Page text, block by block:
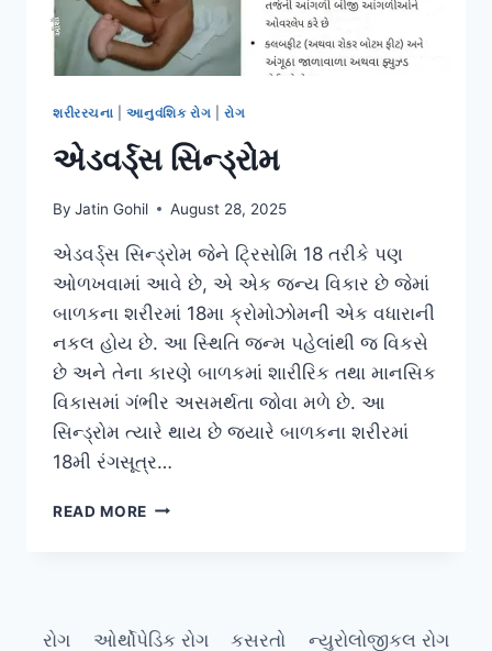
શરીરરચના |આનુવંશિક રોગ રોગ
એડવર્ડ્સ સિન્ડ્રોમ
By Jatin Gohil August 28, 2025
એડવર્ડ્સ સિન્ડ્રોમ જેને ટ્રિસોમિ 18 તરીકે પણ
ઓળખવામાં આવે છે, એ એક જન્ય વિકાર છે જેમાં
બાળકના શરીરમાં 18મા ક્રોમોઝોમની એક વધારાની
નકલ હોય છે. આ સ્થિતિ જન્મ પહેલાંથી જ વિકસે
છે અને તેના કારણે બાળકમાં શારીરિક તથા માનસિક
વિકાસમાં ગંભીર અસમર્થતા જોવા મળે છે. આ
સિન્ડ્રોમ ત્યારે થાય છે જ્યારે બાળકના શરીરમાં
18મી રંગસૂત્ર…
READ MORE એડવર્ડ્સ
રોગ ઓર્થોપેડિક રોગ કસરતો ન્યુરોલોજીકલ રોગ